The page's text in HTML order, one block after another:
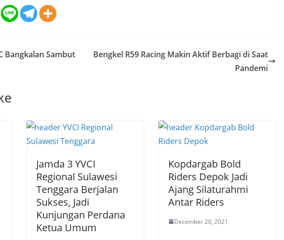
Bangkalan Sambut
Bengkel R59 Racing Makin Aktif Berbagi di Saat
Pandemi
Jamda 3 YVCI
Regional Sulawesi
Tenggara Berjalan
Sukses, Jadi
Kunjungan Perdana
Ketua Umum
Kopdargab Bold
Riders Depok Jadi
Ajang Silaturahmi
Antar Riders
December 20, 2021